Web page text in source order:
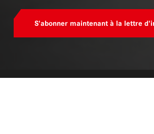
S'abonner maintenant à la lettre